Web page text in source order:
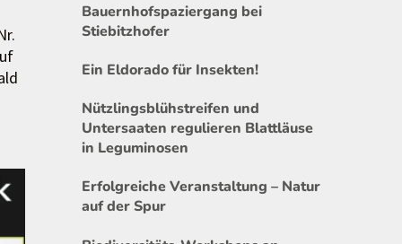
Bauernhofspaziergang bei
Stiebitzhofer
Ein Eldorado für Insekten!
Nützlingsblühstreifen und
Untersaaten regulieren Blattläuse
in Leguminosen
Erfolgreiche Veranstaltung – Natur
auf der Spur